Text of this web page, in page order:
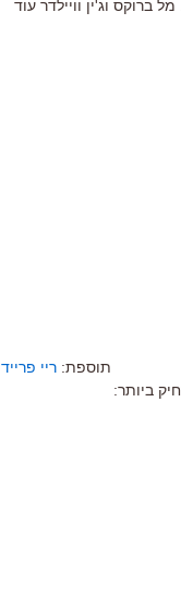
ברוקס וג'ין וויילדר עוד
תוספת: ריי פרייד
ביותר: